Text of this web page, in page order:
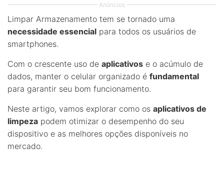
Anúncios
Limpar Armazenamento tem se tornado uma
necessidade essencial para todos os usuários de
smartphones.
Com o crescente uso de aplicativos e o acúmulo de
dados, manter o celular organizado é fundamental
para garantir seu bom funcionamento.
Neste artigo, vamos explorar como os aplicativos de
limpeza podem otimizar o desempenho do seu
dispositivo e as melhores opções disponíveis no
mercado.